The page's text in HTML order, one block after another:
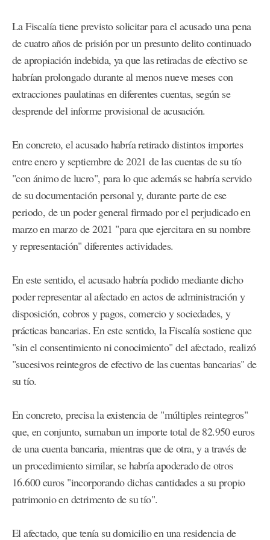
La Fiscalía tiene previsto solicitar para el acusado una pena
de cuatro años de prisión por un presunto delito continuado
de apropiación indebida, ya que las retiradas de efectivo se
habrían prolongado durante al menos nueve meses con
extracciones paulatinas en diferentes cuentas, según se
desprende del informe provisional de acusación.
En concreto, el acusado habría retirado distintos importes
entre enero y septiembre de 2021 de las cuentas de su tío
"con ánimo de lucro", para lo que además se habría servido
de su documentación personal y, durante parte de ese
periodo, de un poder general firmado por el perjudicado en
marzo en marzo de 2021 "para que ejercitara en su nombre
y representación" diferentes actividades.
En este sentido, el acusado habría podido mediante dicho
poder representar al afectado en actos de administración y
disposición, cobros y pagos, comercio y sociedades, y
prácticas bancarias. En este sentido, la Fiscalía sostiene que
"sin el consentimiento ni conocimiento" del afectado, realizó
"sucesivos reintegros de efectivo de las cuentas bancarias" de
su tío.
En concreto, precisa la existencia de "múltiples reintegros"
que, en conjunto, sumaban un importe total de 82.950 euros
de una cuenta bancaria, mientras que de otra, y a través de
un procedimiento similar, se habría apoderado de otros
16.600 euros "incorporando dichas cantidades a su propio
patrimonio en detrimento de su tío".
El afectado, que tenía su domicilio en una residencia de